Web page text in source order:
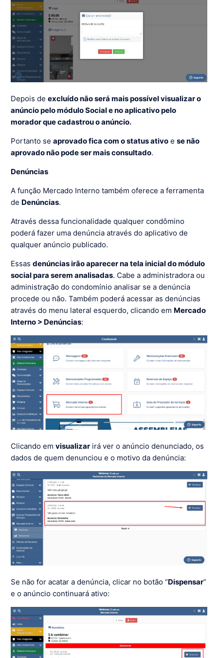
Depois deexcluído não será mais possível visualizar o
anúncio pelo módulo Social e no aplicativo pelo
morador que cadastrou o anúncio.
Portanto seaprovado fica com o status ativo ese não
aprovado não pode ser mais consultado.
Denúncias
A função Mercado Interno também oferece a ferramenta
de Denúncias.
Através dessa funcionalidade qualquer condômino
poderá fazer uma denúncia através do aplicativo de
qualquer anúncio publicado.
Essasdenúncias irão aparecer na tela inicial do módulo
social para serem analisadas. Cabe a administradora ou
administração do condomínio analisar se a denúncia
procede ou não. Também poderá acessar as denúncias
através do menu lateral esquerdo, clicando em Mercado
Interno > Denúncias:
Clicando emvisualizar irá ver o anúncio denunciado, os
dados de quem denunciou e o motivo da denúncia:
Se não for acatar a denúncia, clicar no botão “Dispensar”
e o anúncio continuará ativo: